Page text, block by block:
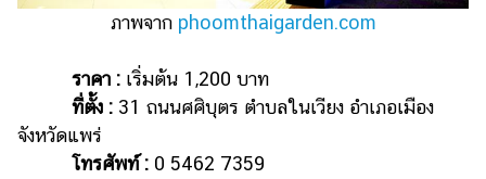
ภาพจาก phoomthaigarden.com
ราคา : เริ่มต้น 1,200 บาท
ที่ตั้ง : 31 ถนนศศิบุตร ตำบลในเวียง อำเภอเมือง
จังหวัดแพร่
โทรศัพท์ : 0 5462 7359